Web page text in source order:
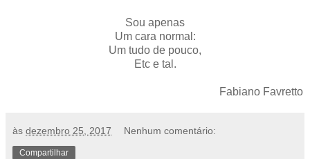
Sou apenas
Um cara normal:
Um tudo de pouco,
Etc e tal.
Fabiano Favretto
às dezembro 25, 2017 Nenhum comentário:
Compartilhar